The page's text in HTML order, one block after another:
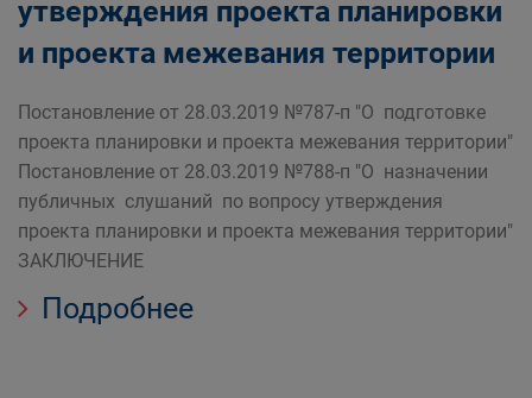
утверждения проекта планировки
и проекта межевания территории
Постановление от 28.03.2019 №787-п "О подготовке
проекта планировки и проекта межевания территории"
Постановление от 28.03.2019 №788-п "О назначении
публичных слушаний по вопросу утверждения
проекта планировки и проекта межевания территории"
ЗАКЛЮЧЕНИЕ
Подробнее